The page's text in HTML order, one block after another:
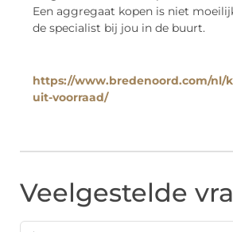
Een aggregaat kopen is niet
de specialist bij jou in de buurt.
https://www.bredenoord.com/nl/
uit-voorraad/
Veelgestelde